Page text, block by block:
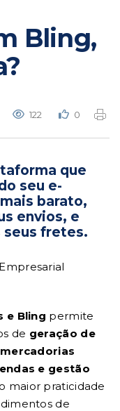
Bling,
122 0
que
seu e-
barato,
envios, e
seus fretes.
e Bling permite
de geração de
e gestão
maior praticidade
de